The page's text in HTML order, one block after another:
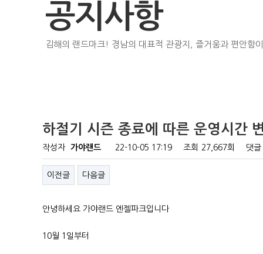
공지사항
김해의 랜드마크! 경남의 대표적 관광지, 즐거움과 편안함
하절기 시즌 종료에 따른 운영시간
작성자 가야랜드 22-10-05 17:19 조회 27,667회 댓글
이전글 다음글
안녕하세요 가야랜드 엔젤파크입니다
10월 1일부터